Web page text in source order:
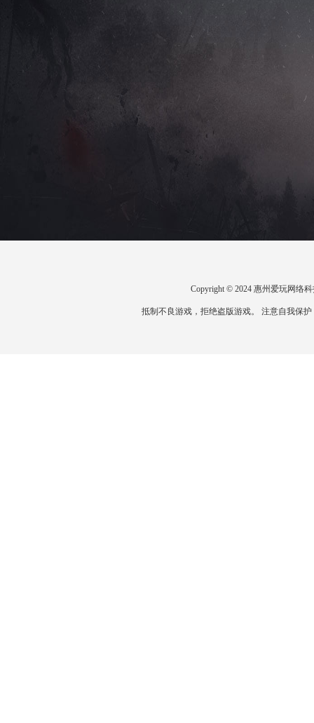
Copyright © 2024 惠州爱玩网络
抵制不良游戏，拒绝盗版游戏。 注意自我保